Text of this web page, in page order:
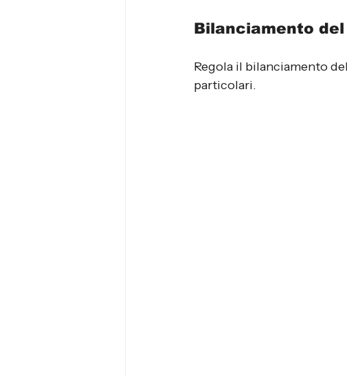
Bilanciamento
Regola il bilanciamento
particolari.